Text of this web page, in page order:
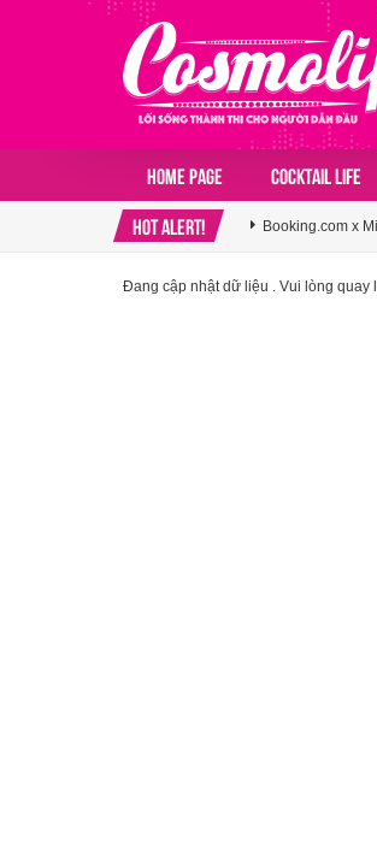
Home page COCKTAIL LIFE
HOT ALERT!
Agoda ghi
Booking.com x
Đang cập nhật dữ liệu . Vui lòng quay